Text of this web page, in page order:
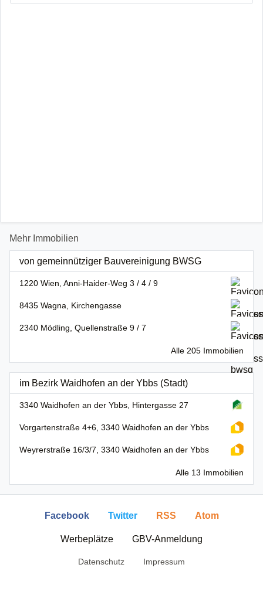
Mehr Immobilien
von gemeinnütziger Bauvereinigung BWSG
1220 Wien, Anni-Haider-Weg 3 / 4 / 9
8435 Wagna, Kirchengasse
2340 Mödling, Quellenstraße 9 / 7
Alle 205 Immobilien
im Bezirk Waidhofen an der Ybbs (Stadt)
3340 Waidhofen an der Ybbs, Hintergasse 27
Vorgartenstraße 4+6, 3340 Waidhofen an der Ybbs
Weyrerstraße 16/3/7, 3340 Waidhofen an der Ybbs
Alle 13 Immobilien
Facebook Twitter RSS Atom
Werbeplätze GBV-Anmeldung
Datenschutz Impressum